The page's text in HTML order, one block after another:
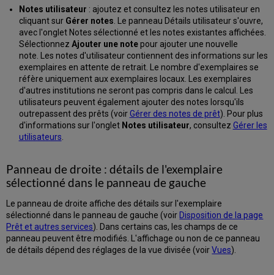
Retourner
des
prêts
Gérer
les
retours
Accéder
à
la
page
Retours
pour
lecteur
spécifique
Retourner
des
exemplaires
Retourner
un
exemplaire
Notes utilisateur : ajoutez et consultez les notes utilisateur en
cliquant sur Gérer notes. Le panneau Détails utilisateur s'ouvre,
avec l'onglet Notes sélectionné et les notes existantes affichées.
Sélectionnez Ajouter une notepour ajouter une nouvelle
note. Les notes d'utilisateur contiennent des informations sur les
exemplaires en attente de retrait. Le nombre d'exemplaires se
réfère uniquement aux exemplaires locaux. Les exemplaires
d'autres institutions ne seront pas compris dans le calcul. Les
utilisateurs peuvent également ajouter des notes lorsqu'ils
outrepassent des prêts (voirGérer des notes de prêt). Pour plus
d'informations sur l'onglet Notes utilisateur, consultez Gérer les
utilisateurs.
Panneau de droite : détails de l'exemplaire
sélectionné dans le panneau de gauche
Le panneau de droite affiche des détails sur l'exemplaire
sélectionné dans le panneau de gauche (voir Disposition de la page
Prêt et autres services). Dans certains cas, les champs de ce
panneau peuvent être modifiés. L'affichage ou non de ce panneau
de détails dépend des réglages de la vue divisée (voirVues).